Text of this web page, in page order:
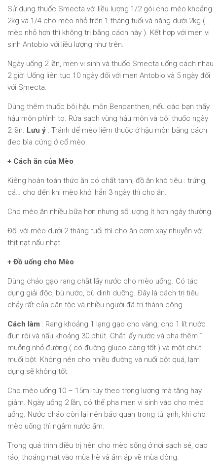
Sử dụng thuốc Smecta với liều lượng 1/2 gói cho mèo khoảng
2kg và 1/4 cho mèo nhỏ trên 1 tháng tuổi và nặng dưới 2kg (
mèo nhỏ hơn thì không trị bằng cách này ). Kết hợp với men vi
sinh Antobio với liều lượng như trên.
Ngày uống 2 lần, men vi sinh và thuốc Smecta uống cách nhau
2 giờ. Uống liên tục 10 ngày đối với men Antobio và 5 ngày đối
với Smecta.
Dùng thêm thuốc bôi hậu môn Benpanthen, nếu các bạn thấy
hậu môn phình to. Rửa sạch vùng hậu môn và bôi thuốc ngày
2 lần. Lưu ý : Tránh để mèo liếm thuốc ở hậu môn bằng cách
đeo bìa cứng ở cổ mèo.
+ Cách ăn của Mèo
Kiêng hoàn toàn thức ăn có chất tanh, đồ ăn khó tiêu : trứng,
cá… cho đến khi mèo khỏi hẳn 3 ngày thì cho ăn.
Cho mèo ăn nhiều bữa hơn nhưng số lượng ít hơn ngày thường.
Đối với mèo dưới 2 tháng tuổi thì cho ăn cơm xay nhuyễn với
thịt nạt nấu nhạt.
+ Đồ uống cho Mèo
Dùng cháo gạo rang chắt lấy nước cho mèo uống. Có tác
dụng giải độc, bù nước, bù dinh dưỡng. Đây là cách trị tiêu
chảy rất của dân tộc và nhiều người đã trị thành công.
Cách làm : Rang khoảng 1 lạng gạo cho vàng, cho 1 lít nước
đun rôi và nấu khoảng 30 phút. Chắt lấy nước và pha thêm 1
muỗng nhỏ đường ( có đường gluco càng tốt ) và một chút
muối bột. Không nên cho nhiều đường và nuối bột quá, lạm
dụng sẽ không tốt.
Cho mèo uống 10 – 15ml tùy theo trọng lượng mà tăng hay
giảm. Ngày uống 2 lần, có thể pha men vi sinh vào cho mèo
uống. Nước cháo còn lại nên bảo quan trong tủ lạnh, khi cho
mèo uống thì ngâm nước ấm.
Trong quá trình điều trị nên cho mèo sống ở nơi sạch sẻ, cao
ráo, thoáng mát vào mùa hè và ấm áp về mùa đông.